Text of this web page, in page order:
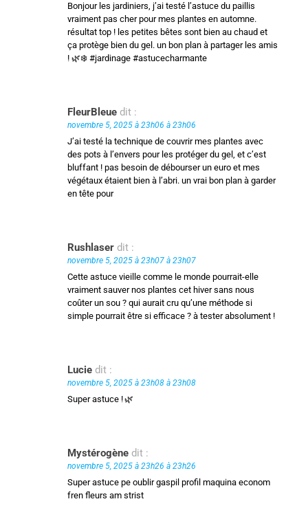
Bonjour les jardiniers, j’ai testé l’astuce du paillis
vraiment pas cher pour mes plantes en automne.
résultat top ! les petites bêtes sont bien au chaud et
ça protège bien du gel. un bon plan à partager les amis
! 🌿❄️ #jardinage #astucecharmante
FleurBleue dit :
novembre 5, 2025 à 23h06 à 23h06
J’ai testé la technique de couvrir mes plantes avec
des pots à l’envers pour les protéger du gel, et c’est
bluffant ! pas besoin de débourser un euro et mes
végétaux étaient bien à l’abri. un vrai bon plan à garder
en tête pour
Rushlaser dit :
novembre 5, 2025 à 23h07 à 23h07
Cette astuce vieille comme le monde pourrait-elle
vraiment sauver nos plantes cet hiver sans nous
coûter un sou ? qui aurait cru qu’une méthode si
simple pourrait être si efficace ? à tester absolument !
Lucie dit :
novembre 5, 2025 à 23h08 à 23h08
Super astuce ! 🌿
Mystérogène dit :
novembre 5, 2025 à 23h26 à 23h26
Super astuce pe oublir gaspil profil maquina econom
fren fleurs am strist